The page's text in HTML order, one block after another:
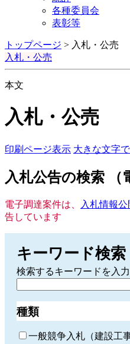
各種委員会
表彰等
トップページ > 入札・公売
入札・公売
本文
入札・公売
印刷ページ表示 大きな文字
入札公告の検索 （
電子調達案件は、 入札情報
告しています
キーワード検索
検索するキーワードを入力
種類
一般競争入札（建設工事